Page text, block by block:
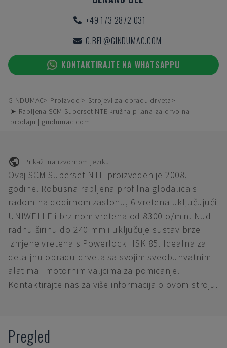
+49 173 2872 031
G.BEL@GINDUMAC.COM
KONTAKTIRAJTE NA WHATSAPPU
GINDUMAC Proizvodi
Strojevi za obradu drveta
➤ Rabljena SCM Superset NTE kružna pilana za drvo na
prodaju | gindumac.com
Prikaži na izvornom jeziku
Ovaj SCM Superset NTE proizveden je 2008.
godine. Robusna rabljena profilna glodalica s
radom na dodirnom zaslonu, 6 vretena uključujući
UNIWELLE i brzinom vretena od 8300 o/min. Nudi
radnu širinu do 240 mm i uključuje sustav brze
izmjene vretena s Powerlock HSK 85. Idealna za
detaljnu obradu drveta sa svojim sveobuhvatnim
alatima i motornim valjcima za pomicanje.
Kontaktirajte nas za više informacija o ovom stroju.
Pregled